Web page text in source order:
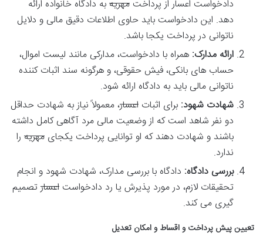
دادخواست اعسار از پرداخت مهریهبه دادگاه خانواده ارائه
دهد. این دادخواست باید حاوی اطلاعات دقیق مالی و دلایل
ناتوانی در پرداخت یکجا باشد.
ارائه مدارک: همراه با دادخواست، مدارکی مانند لیست اموال،
حساب های بانکی، فیش حقوقی، و هرگونه سند اثبات کننده
ناتوانی مالی باید به دادگاه ارائه شود.
شهادت شهود: برای اثبات اعسار، معمولاً نیاز به شهادت حداقل
دو نفر شاهد است که از وضعیت مالی مرد آگاهی کامل داشته
باشند و شهادت دهند که او توانایی پرداخت یکجای مهریه را
ندارد.
بررسی دادگاه: دادگاه با بررسی مدارک، شهادت شهود و انجام
تحقیقات لازم، در مورد پذیرش یا رد دادخواست اعسارتصمیم
گیری می کند.
تعیین پیش پرداخت و اقساط و امکان تعدیل